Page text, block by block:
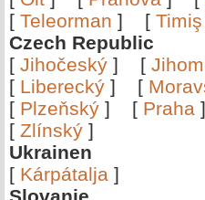
[ Teleorman ] [ Timiş
Czech Republic
[ Jihočeský ] [
[ Liberecký ] [
[ Plzeňský ] [ Praha
[ Zlínský ]
Ukrainen
[ Kárpátalja ]